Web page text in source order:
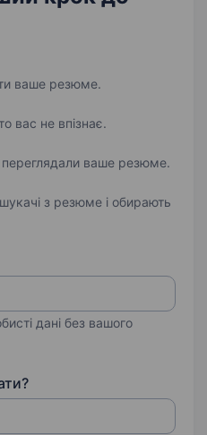
ваше резюме.
вас не впізнає.
переглядали ваше резюме.
з резюме і обирають
дані без вашого